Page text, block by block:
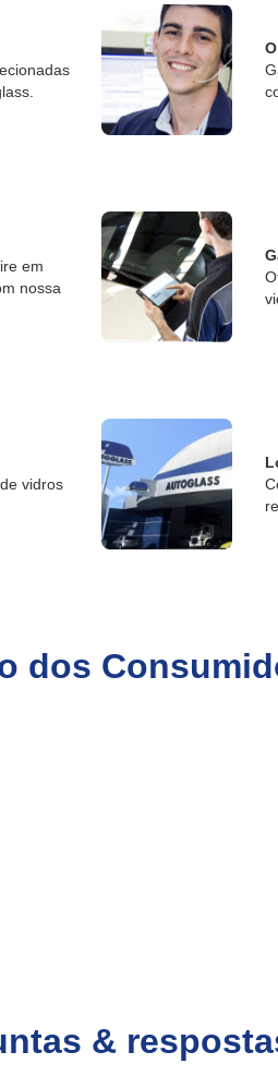
em
nossa
vidros
dos
&